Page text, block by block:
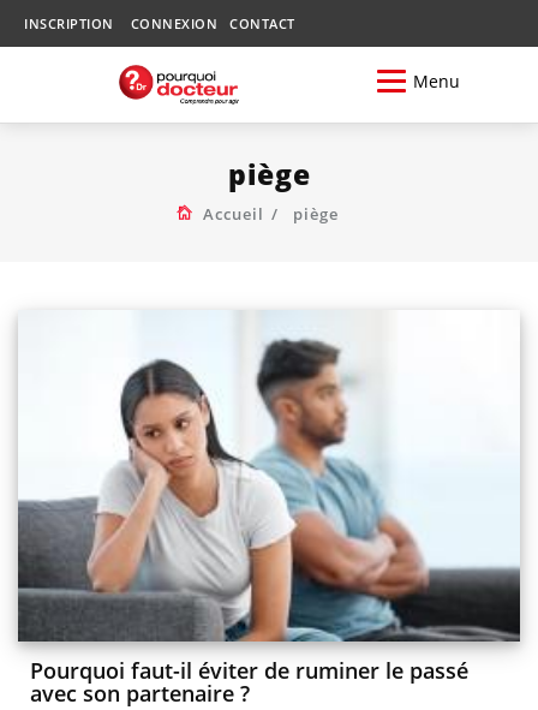
INSCRIPTION CONNEXION CONTACT
Menu
piège
Accueil piège
Pourquoi faut-il éviter de ruminer le passé
avec son partenaire ?